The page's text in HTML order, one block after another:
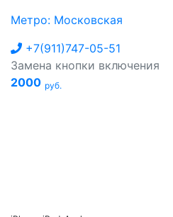
Метро: Московская
+7(911)747-05-51
Замена кнопки включения
2000 руб.